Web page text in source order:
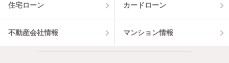
住宅ローン カードローン
不動産会社情報 マンション情報